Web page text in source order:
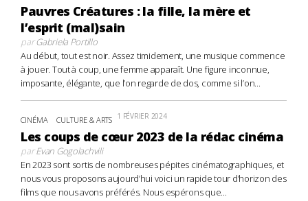
Pauvres Créatures : la fille, la mère et
l’esprit (mal)sain
parGabriela Portillo
Au début, tout est noir. Assez timidement, une musique commence
à jouer. Tout à coup, une femme apparaît. Une figure inconnue,
imposante, élégante, que l’on regarde de dos, comme si l’on...
CINÉMA CULTURE & ARTS 1 FÉVRIER 2024
Les coups de cœur 2023 de la rédac cinéma
parEvan Gogolachvili
En 2023 sont sortis de nombreuses pépites cinématographiques, et
nous vous proposons aujourd’hui voici un rapide tour d’horizon des
films que nous avons préférés. Nous espérons que...